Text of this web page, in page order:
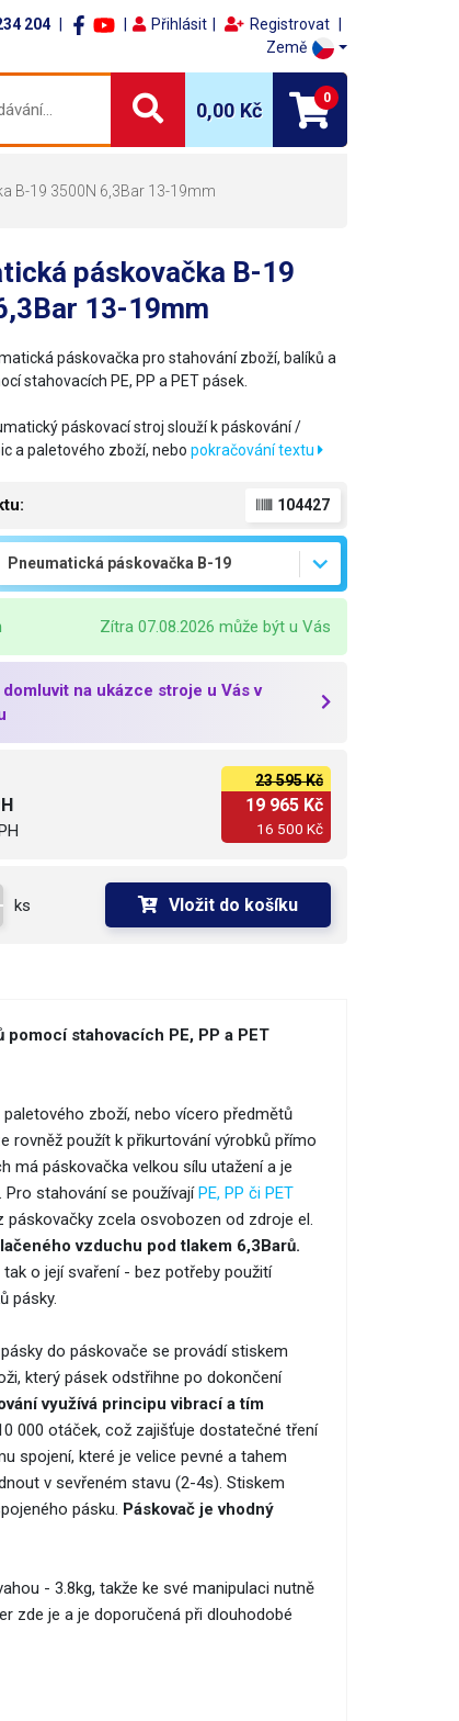
204 Přihlásit
Registrovat
Země
0,00 Kč
0
B-19 3500N 6,3Bar 13-19mm
páskovačka B-19
13-19mm
páskovačka pro stahování zboží, balíků a
stahovacích PE, PP a PET pásek.
páskovací stroj slouží k páskování /
a paletového zboží, nebopokračování textu
104427
Zítra 07.08.2026 může být u Vás
na ukázce stroje u Vás v
23 595 Kč
19 965 Kč
16 500 Kč
ks Vložit do košíku
stahovacích PE, PP a PET
zboží, nebo vícero předmětů
rovněž použít k přikurtování výrobků přímo
má páskovačka velkou sílu utažení a je
Pro stahování se používajíPE, PP či PET
zcela osvobozen od zdroje el.
vzduchu pod tlakem 6,3Barů.
o její svaření - bez potřeby použití
pásky.
do páskovače se provádí stiskem
který pásek odstřihne po dokončení
využívá principu vibrací a tím
000 otáček, což zajišťuje dostatečné tření
spojení, které je velice pevné a tahem
v sevřeném stavu (2-4s). Stiskem
pásku. Páskovač je vhodný
- 3.8kg, takže ke své manipulaci nutně
zde je a je doporučená při dlouhodobé